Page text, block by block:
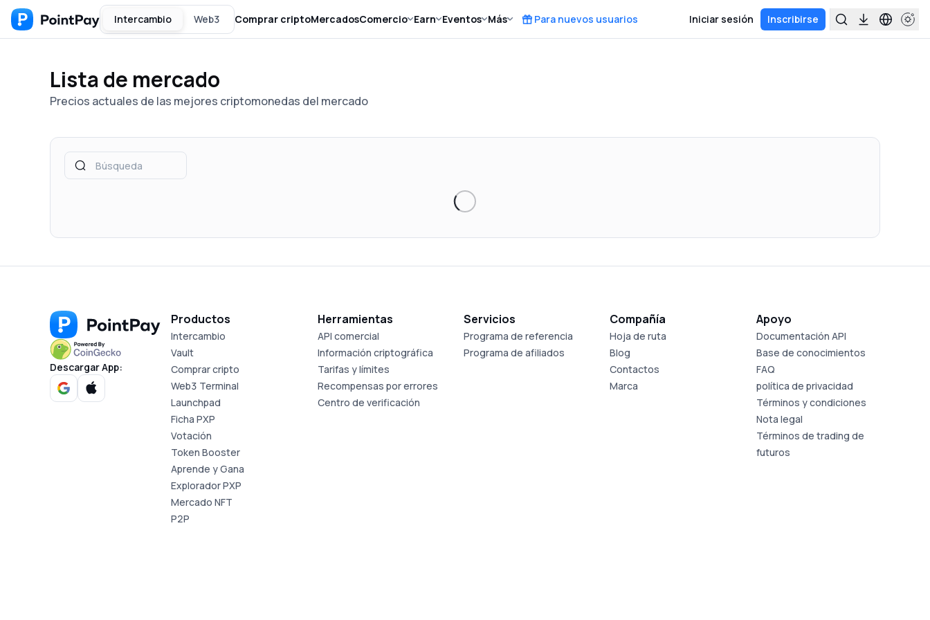
Intercambio Web3 Comprar criptoMercadosComercio Earn Eventos Más Para nuevos usuarios Iniciar sesión Inscribirse
Lista de mercado
Precios actuales de las mejores criptomonedas del mercado
Descargar App:
Productos
Intercambio
Vault
Comprar cripto
Web3 Terminal
Launchpad
Ficha PXP
Votación
Token Booster
Aprende y Gana
Explorador PXP
Mercado NFT
P2P
Herramientas
API comercial
Información criptográfica
Tarifas y límites
Recompensas por errores
Centro de verificación
Servicios
Programa de referencia
Programa de afiliados
Compañía
Hoja de ruta
Blog
Contactos
Marca
Apoyo
Documentación API
Base de conocimientos
FAQ
política de privacidad
Términos y condiciones
Nota legal
Términos de trading de
futuros